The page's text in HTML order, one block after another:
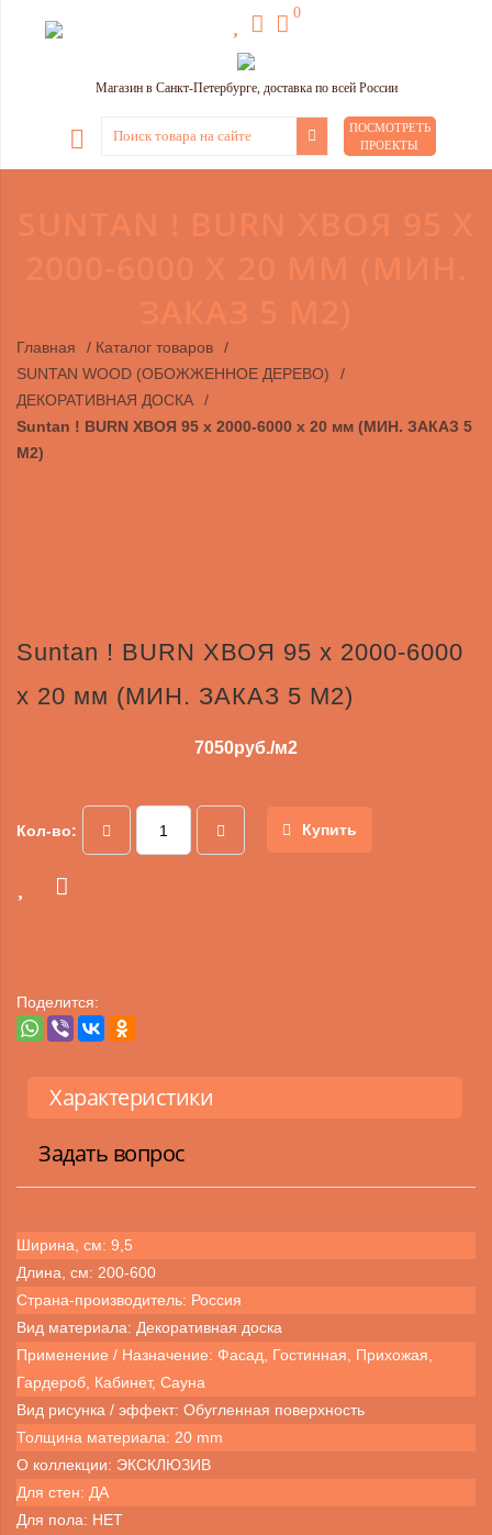
0
Магазин в Санкт-Петербурге, доставка по всей России
ПОСМОТРЕТЬ
ПРОЕКТЫ
Главная / Каталог товаров
/
SUNTAN WOOD (ОБОЖЖЕННОЕ ДЕРЕВО)
/
ДЕКОРАТИВНАЯ ДОСКА
/
Suntan ! BURN ХВОЯ 95 x 2000-6000 x 20 мм (МИН. ЗАКАЗ 5
М2)
Suntan ! BURN ХВОЯ 95 x 2000-6000
x 20 мм (МИН. ЗАКАЗ 5 М2)
7050руб./м2
Кол-во: Купить
Поделится:
Характеристики
Задать вопрос
Ширина, см: 9,5
Длина, см: 200-600
Страна-производитель: Россия
Вид материала: Декоративная доска
Применение / Назначение: Фасад, Гостинная, Прихожая,
Гардероб, Кабинет, Сауна
Вид рисунка / эффект: Обугленная поверхность
Толщина материала: 20 mm
О коллекции: ЭКСКЛЮЗИВ
Для стен: ДА
Для пола: НЕТ